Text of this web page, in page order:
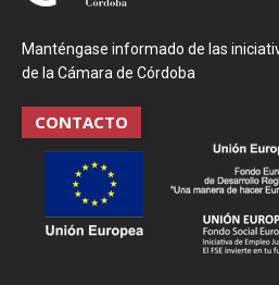
Manténgase informado de las
de la Cámara de Córdoba
CONTACTO